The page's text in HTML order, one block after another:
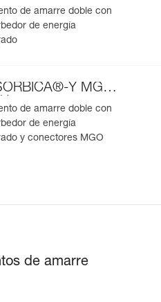
de amarre doble con
de energía
Y MGO
europea
de amarre doble con
de energía
y conectores MGO
de amarre